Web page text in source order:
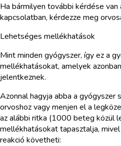
Ha bármilyen további kérdése
kapcsolatban, kérdezze meg
Lehetséges mellékhatások
Mint minden gyógyszer, így ez a
mellékhatásokat, amelyek
jelentkeznek.
Azonnal hagyja abba a gyógyszer
orvoshoz vagy menjen el a
az alábbi ritka (1000 beteg közül
mellékhatásokat tapasztalja,
reakció követheti: